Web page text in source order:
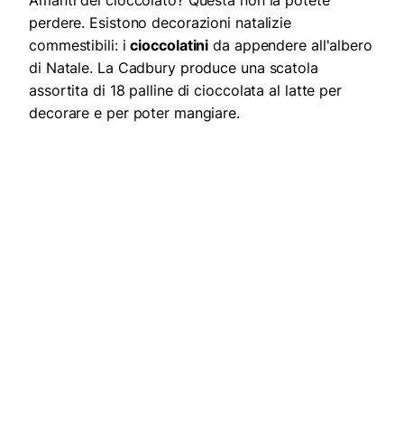
perdere. Esistono decorazioni natalizie
commestibili: icioccolatini da appendere all'albero
di Natale. La Cadbury produce una scatola
assortita di 18 palline di cioccolata al latte per
decorare e per poter mangiare.